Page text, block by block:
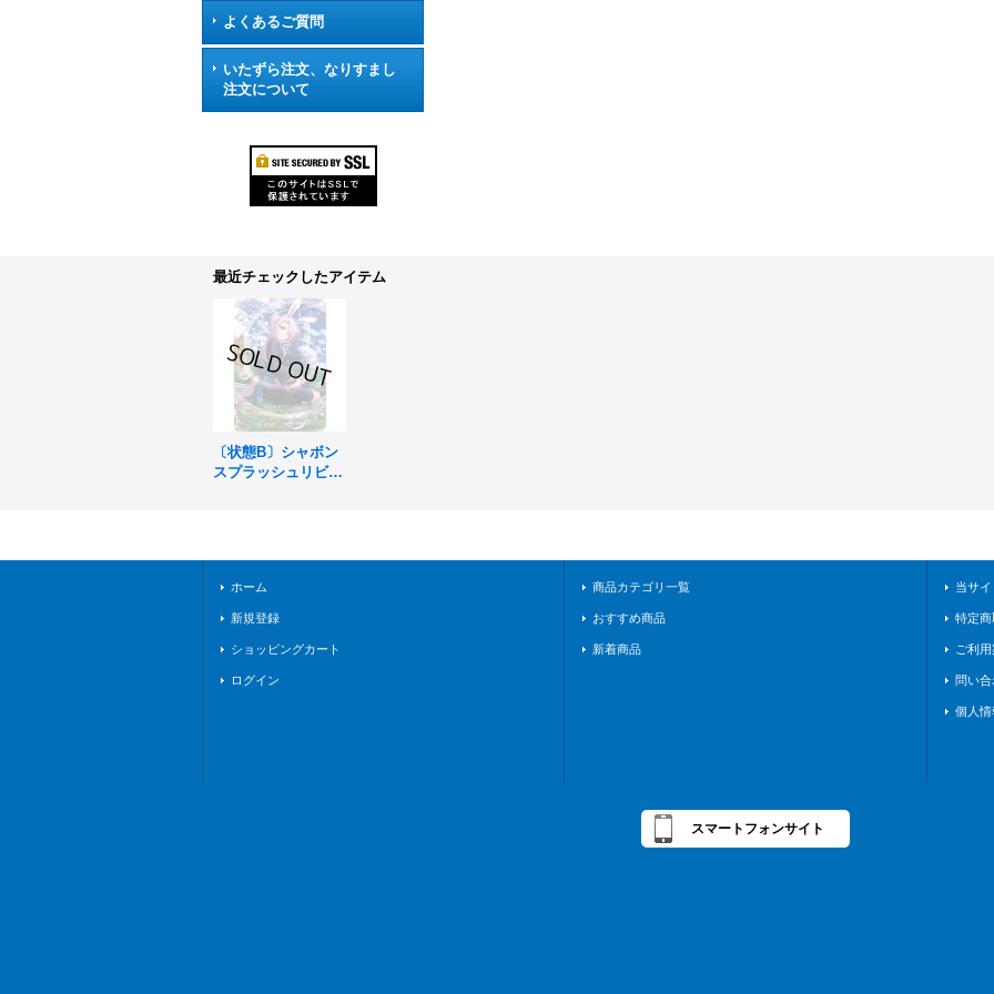
よくあるご質問
いたずら注文、なりすまし
注文について
最近チェックしたアイテム
〔状態B〕シャボン
スプラッシュリビェ
ホーム
新規登録
ショッピングカート
ログイン
商品カテゴリ一覧
おすすめ商品
新着商品
当サ
特定
ご利
問い合
個人
スマートフォンサイト